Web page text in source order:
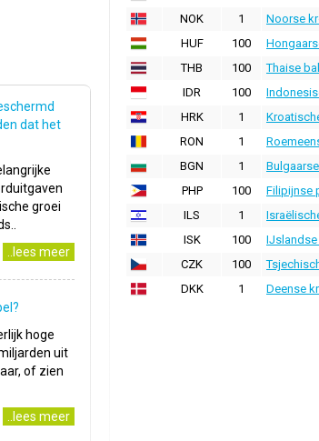
NOK
1 Noorse
HUF
100
THB
100 Thaise
IDR
100
HRK
1
RON
1
BGN
1
PHP
100 Filipijnse
ILS
1
ISK
100
CZK
100
DKK
1 Deense
dat het
groei
..lees meer
hoge
uit
of zien
..lees meer